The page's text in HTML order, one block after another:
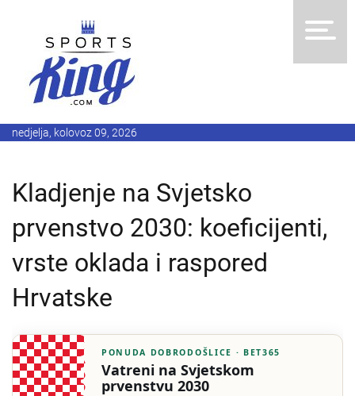
nedjelja, kolovoz 09, 2026
Kladjenje na Svjetsko
prvenstvo 2030: koeficijenti,
vrste oklada i raspored
Hrvatske
PONUDA DOBRODOŠLICE · BET365
Vatreni na Svjetskom
prvenstvu 2030